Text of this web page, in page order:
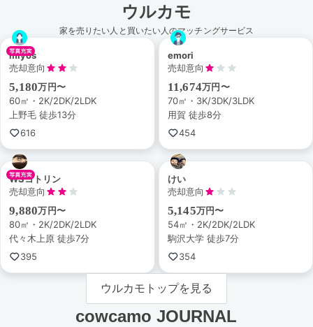
ウルカモ
家を売りたい人と買いたい人のマッチングサービス
miyos
売却意向
5,180万円〜
60㎡・2K/2DK/2LDK
上野毛 徒歩13分
616
emori
売却意向
11,674万円〜
70㎡・3K/3DK/3LDK
用賀 徒歩8分
454
WSコトリン
売却意向
9,880万円〜
80㎡・2K/2DK/2LDK
代々木上原 徒歩7分
395
けい
売却意向
5,145万円〜
54㎡・2K/2DK/2LDK
駒沢大学 徒歩7分
354
ウルカモトップを見る
cowcamo JOURNAL